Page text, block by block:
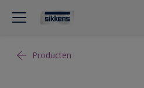
Producten